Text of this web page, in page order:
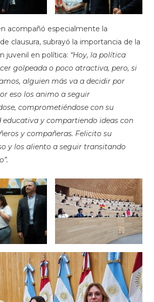
acompañó especialmente la
clausura, subrayó la importancia de la
juvenil en política: “Hoy, la política
golpeada o poco atractiva, pero, si
alguien más va a decidir por
eso los animo a seguir
comprometiéndose con su
educativa y compartiendo ideas con
y compañeras. Felicito su
y los aliento a seguir transitando